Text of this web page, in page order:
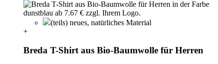
(teils) neues, natürliches Material
+
Breda T-Shirt aus Bio-Baumwolle für Herren